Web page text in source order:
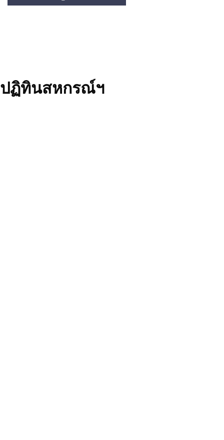
ปฏิทินสหกรณ์ฯ